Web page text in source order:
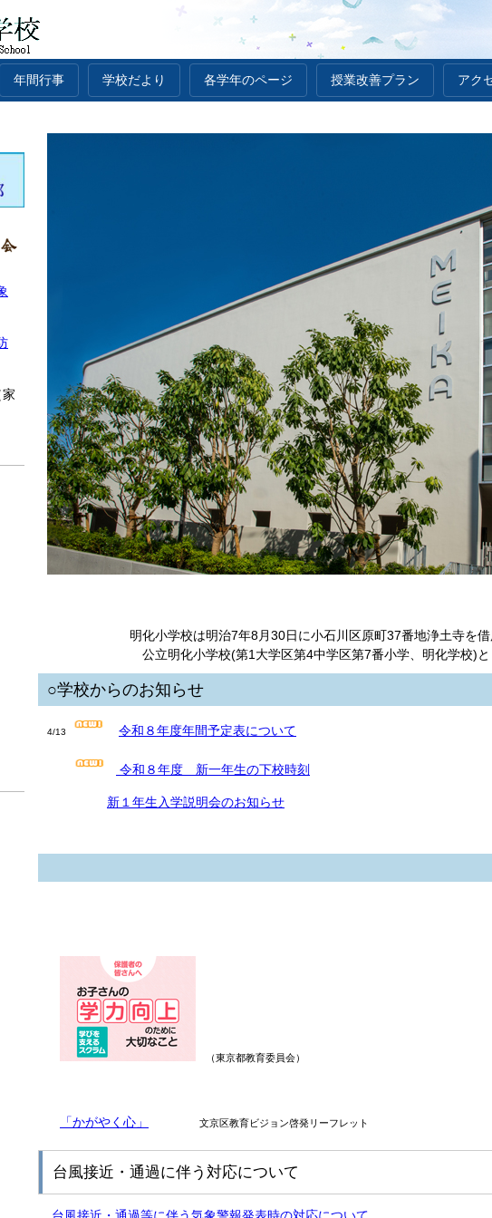
年間行事 学校だより 各学年のページ 授業改善プラン アク
明化小学校は明治7年8月30日に小石川区原町37番地浄土寺を借
公立明化小学校(第1大学区第4中学区第7番小学、明化学校)と
○学校からのお知らせ
4/13 令和８年度年間予定表について
令和８年度 新一年生の下校時刻
新１年生入学説明会のお知らせ
（東京都教育委員会）
「かがやく心」 文京区教育ビジョン啓発リーフレット
台風接近・通過に伴う対応について